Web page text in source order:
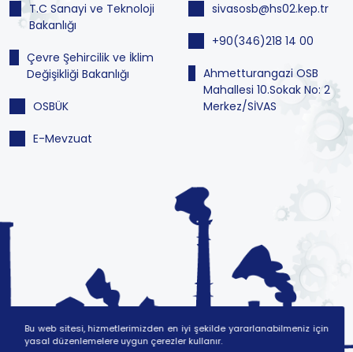
T.C Sanayi ve Teknoloji
Bakanlığı
Çevre Şehircilik ve İklim
Değişikliği Bakanlığı
OSBÜK
E-Mevzuat
sivasosb@hs02.kep.tr
+90(346)218 14 00
Ahmetturangazi OSB
Mahallesi 10.Sokak No: 2
Merkez/SİVAS
Bu web sitesi, hizmetlerimizden en iyi şekilde yararlanabilmeniz için
yasal düzenlemelere uygun çerezler kullanır.